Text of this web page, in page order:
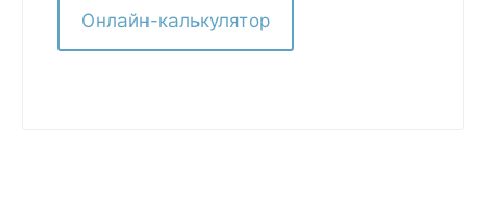
Онлайн-калькулятор